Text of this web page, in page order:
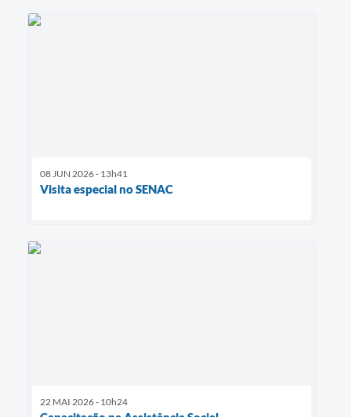
08 JUN 2026 - 13h41
Visita especial no SENAC
22 MAI 2026 - 10h24